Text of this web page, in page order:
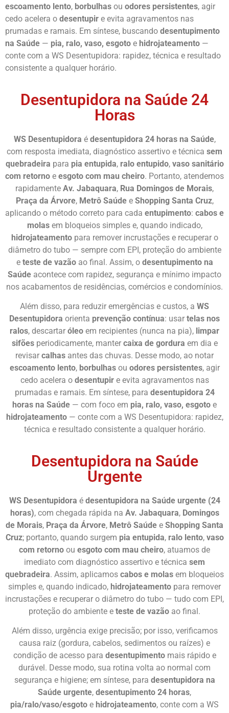
escoamento lento, borbulhas ou odores persistentes, agir
cedo acelera o desentupir e evita agravamentos nas
prumadas e ramais. Em síntese, buscando desentupimento
na Saúde — pia, ralo, vaso, esgoto e hidrojateamento —
conte com a WS Desentupidora: rapidez, técnica e resultado
consistente a qualquer horário.
Desentupidora na Saúde 24
Horas
WS Desentupidora é desentupidora 24 horas na Saúde,
com resposta imediata, diagnóstico assertivo e técnica sem
quebradeira para pia entupida, ralo entupido, vaso sanitário
com retorno e esgoto com mau cheiro. Portanto, atendemos
rapidamente Av. Jabaquara, Rua Domingos de Morais,
Praça da Árvore, Metrô Saúdee Shopping Santa Cruz,
aplicando o método correto para cada entupimento: cabos e
molasem bloqueios simples e, quando indicado,
hidrojateamentopara remover incrustações e recuperar o
diâmetro do tubo — sempre com EPI, proteção do ambiente
e teste de vazãoao final. Assim, o desentupimento na
Saúde acontece com rapidez, segurança e mínimo impacto
nos acabamentos de residências, comércios e condomínios.
Além disso, para reduzir emergências e custos, a WS
Desentupidora orienta prevenção contínua: usar telas nos
ralos, descartar óleo em recipientes (nunca na pia), limpar
sifõesperiodicamente, manter caixa de gordura em dia e
revisar calhas antes das chuvas. Desse modo, ao notar
escoamento lento, borbulhasou odores persistentes, agir
cedo acelera o desentupire evita agravamentos nas
prumadas e ramais. Em síntese, para desentupidora 24
horas na Saúde — com foco em pia, ralo, vaso, esgoto e
hidrojateamento— conte com a WS Desentupidora: rapidez,
técnica e resultado consistente a qualquer horário.
Desentupidora na Saúde
Urgente
WS Desentupidora é desentupidora na Saúde urgente (24
horas), com chegada rápida na Av. Jabaquara, Domingos
de Morais, Praça da Árvore, Metrô Saúde e Shopping Santa
Cruz; portanto, quando surgem pia entupida, ralo lento, vaso
com retorno ou esgoto com mau cheiro, atuamos de
imediato com diagnóstico assertivo e técnica sem
quebradeira. Assim, aplicamos cabos e molas em bloqueios
simples e, quando indicado, hidrojateamento para remover
incrustações e recuperar o diâmetro do tubo — tudo com EPI,
proteção do ambiente e teste de vazão ao final.
Além disso, urgência exige precisão; por isso, verificamos
causa raiz (gordura, cabelos, sedimentos ou raízes) e
condição de acesso para desentupimentomais rápido e
durável. Desse modo, sua rotina volta ao normal com
segurança e higiene; em síntese, para desentupidora na
Saúde urgente, desentupimento 24 horas,
pia/ralo/vaso/esgoto e hidrojateamento, conte com a WS